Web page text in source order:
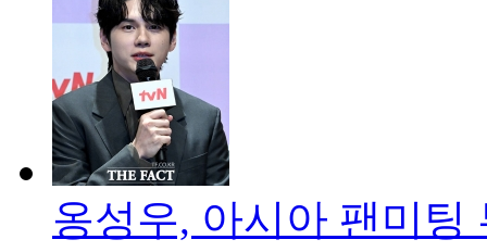
옹성우, 아시아 팬미